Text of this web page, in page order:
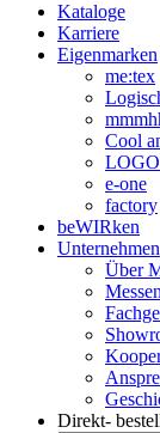
Kataloge
Karriere
Eigenmarken
me:tex
Cool
e-one
factory
beWIRken
Unternehmen
Über
Direkt-